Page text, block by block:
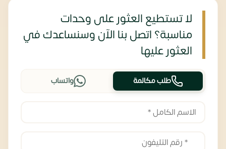
لا تستطيع العثور على وحدات
مناسبة؟ اتصل بنا الآن وسنساعدك في
العثور عليها
طلب مكالمة واتساب